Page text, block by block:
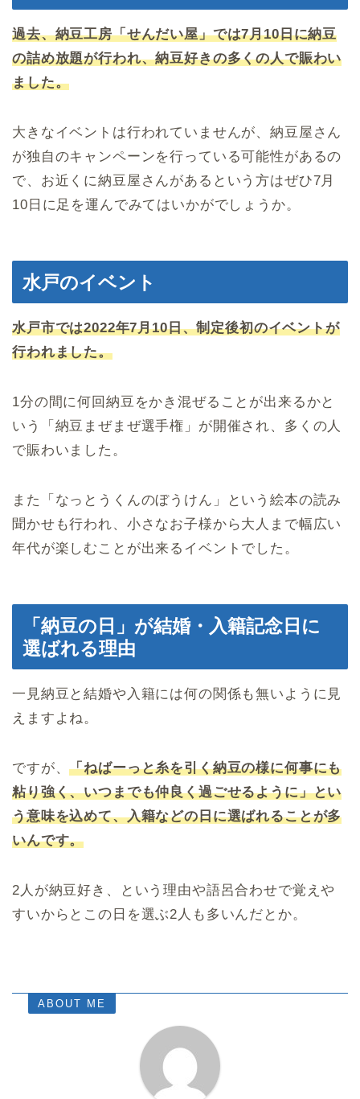
過去、納豆工房「せんだい屋」では7月10日に納豆
の詰め放題が行われ、納豆好きの多くの人で賑わい
ました。
大きなイベントは行われていませんが、納豆屋さん
が独自のキャンペーンを行っている可能性があるの
で、お近くに納豆屋さんがあるという方はぜひ7月
10日に足を運んでみてはいかがでしょうか。
水戸のイベント
水戸市では2022年7月10日、制定後初のイベントが
行われました。
1分の間に何回納豆をかき混ぜることが出来るかと
いう「納豆まぜまぜ選手権」が開催され、多くの人
で賑わいました。
また「なっとうくんのぼうけん」という絵本の読み
聞かせも行われ、小さなお子様から大人まで幅広い
年代が楽しむことが出来るイベントでした。
「納豆の日」が結婚・入籍記念日に
選ばれる理由
一見納豆と結婚や入籍には何の関係も無いように見
えますよね。
ですが、「ねばーっと糸を引く納豆の様に何事にも
粘り強く、いつまでも仲良く過ごせるように」とい
う意味を込めて、入籍などの日に選ばれることが多
いんです。
2人が納豆好き、という理由や語呂合わせで覚えや
すいからとこの日を選ぶ2人も多いんだとか。
ABOUT ME